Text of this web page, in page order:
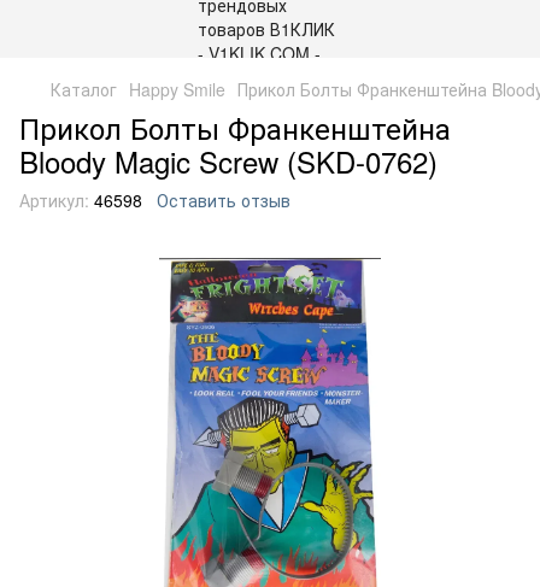
Каталог Happy Smile Прикол Болты Франкенштейна
Прикол Болты Франкенштейна
Bloody Magic Screw (SKD-0762)
Артикул: 46598 Оставить отзыв